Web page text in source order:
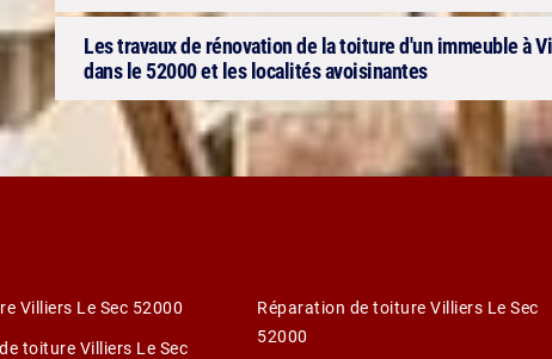
Les travaux de rénovation de la toiture d'un immeuble à
dans le 52000 et les localités avoisinantes
Villiers Le Sec 52000
toiture Villiers Le Sec
Réparation de toiture Villiers Le Sec
52000